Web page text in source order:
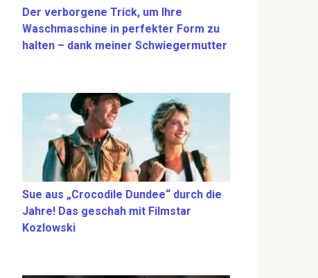
Der verborgene Trick, um Ihre
Waschmaschine in perfekter Form zu
halten – dank meiner Schwiegermutter
Sue aus „Crocodile Dundee“ durch die
Jahre! Das geschah mit Filmstar
Kozlowski